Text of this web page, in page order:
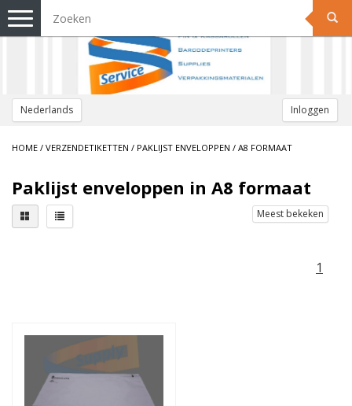
Nederlands Inloggen
Toggle
navigation
HOME / VERZENDETIKETTEN / PAKLIJST ENVELOPPEN / A8 FORMAAT
Paklijst enveloppen in A8 formaat
Meest bekeken
1